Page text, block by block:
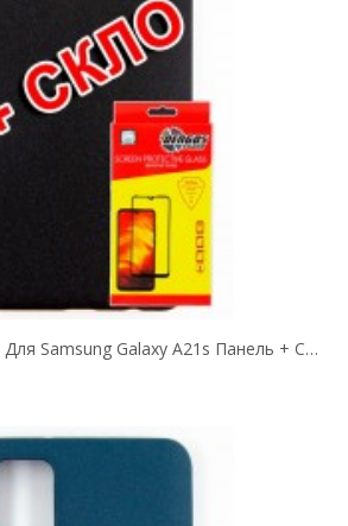
Комплект DENGOS Для Samsung Galaxy A21s Панель + Стекло Защитное Carbon...